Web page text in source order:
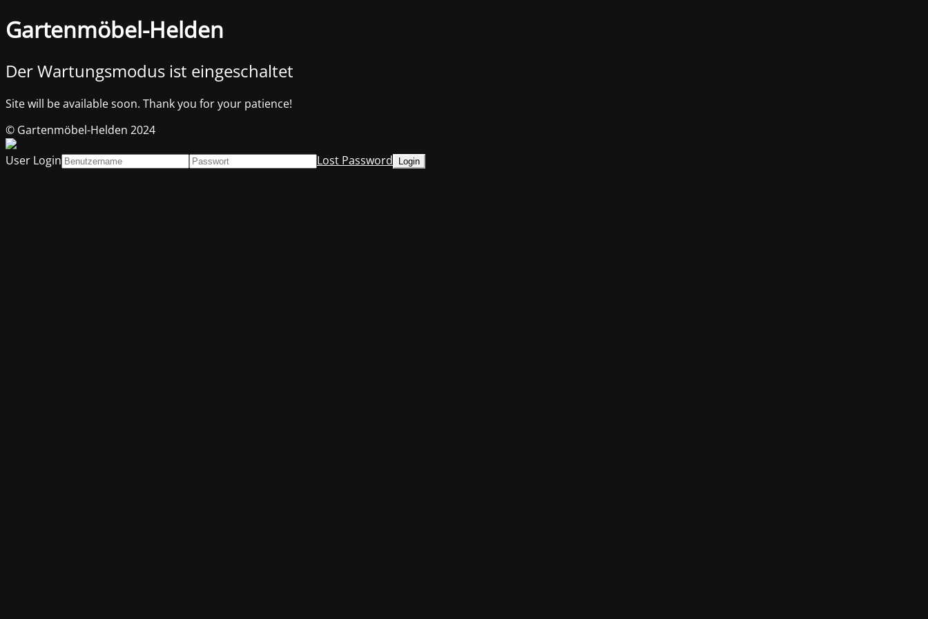
Gartenmöbel-Helden
Der Wartungsmodus ist eingeschaltet
Site will be available soon. Thank you for your patience!
© Gartenmöbel-Helden 2024
User Login
Lost Password